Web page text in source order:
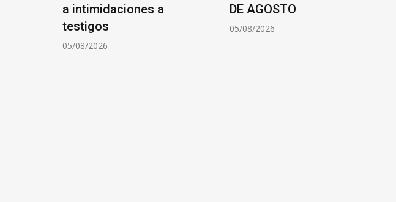
a intimidaciones a
testigos
05/08/2026
DE AGOSTO
05/08/2026